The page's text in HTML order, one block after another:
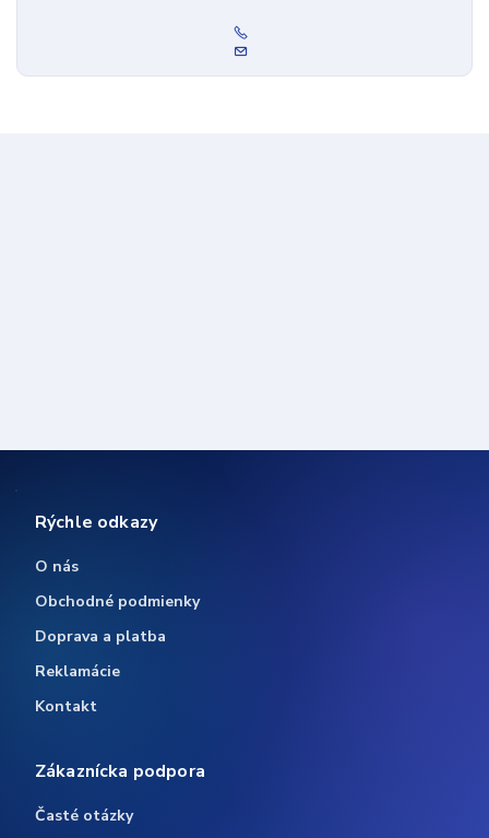
Rýchle odkazy
O nás
Obchodné podmienky
Doprava a platba
Reklamácie
Kontakt
Zákaznícka podpora
Časté otázky